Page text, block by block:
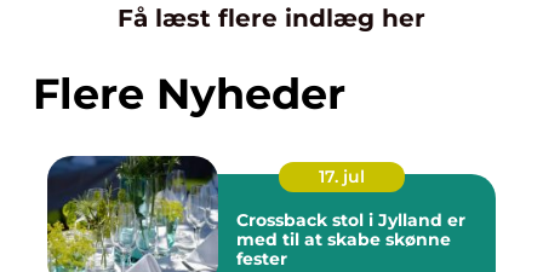
Få læst flere indlæg her
Flere Nyheder
17. jul
Crossback stol i Jylland er
med til at skabe skønne
fester